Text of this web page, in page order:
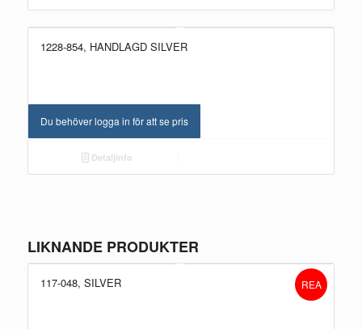
1228-854, HANDLAGD SILVER
Du behöver logga in för att se pris
Detaljinfo
LIKNANDE PRODUKTER
117-048, SILVER REA